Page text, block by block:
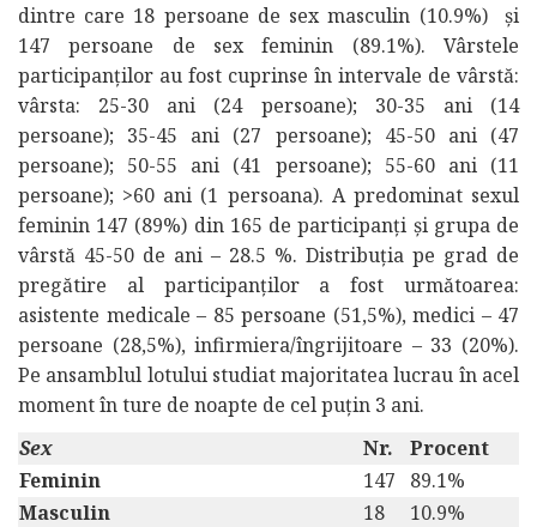
dintre care 18 persoane de sex masculin (10.9%) și
147 persoane de sex feminin (89.1%). Vârstele
participanților au fost cuprinse în intervale de vârstă:
vârsta: 25-30 ani (24 persoane); 30-35 ani (14
persoane); 35-45 ani (27 persoane); 45-50 ani (47
persoane); 50-55 ani (41 persoane); 55-60 ani (11
persoane); >60 ani (1 persoana). A predominat sexul
feminin 147 (89%) din 165 de participanți și grupa de
vârstă 45-50 de ani – 28.5 %. Distribuția pe grad de
pregătire al participanților a fost următoarea:
asistente medicale – 85 persoane (51,5%), medici – 47
persoane (28,5%), infirmiera/îngrijitoare – 33 (20%).
Pe ansamblul lotului studiat majoritatea lucrau în acel
moment în ture de noapte de cel puțin 3 ani.
Sex
Nr.
Procent
Feminin
147
89.1%
Masculin
18
10.9%